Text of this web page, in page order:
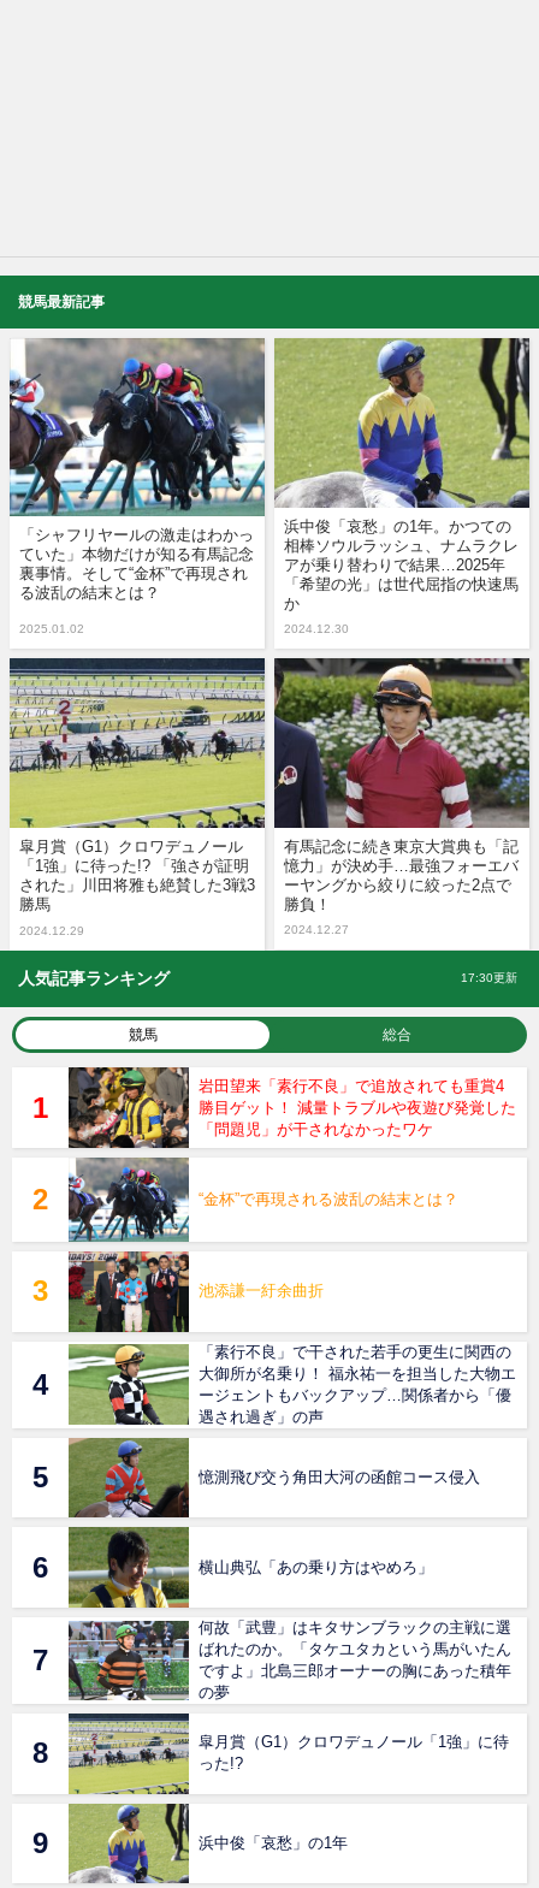
競馬最新記事
「シャフリヤールの激走はわかっ
ていた」本物だけが知る有馬記念
裏事情。そして“金杯”で再現され
る波乱の結末とは？
2025.01.02
浜中俊「哀愁」の1年。かつての
相棒ソウルラッシュ、ナムラクレ
アが乗り替わりで結果…2025年
「希望の光」は世代屈指の快速馬
か
2024.12.30
皐月賞（G1）クロワデュノール
「1強」に待った!? 「強さが証明
された」川田将雅も絶賛した3戦3
勝馬
2024.12.29
有馬記念に続き東京大賞典も「記
憶力」が決め手…最強フォーエバ
ーヤングから絞りに絞った2点で
勝負！
2024.12.27
人気記事ランキング 17:30更新
競馬 総合
岩田望来「素行不良」で追放されても重賞4
勝目ゲット！ 減量トラブルや夜遊び発覚した
「問題児」が干されなかったワケ
“金杯”で再現される波乱の結末とは？
池添謙一紆余曲折
「素行不良」で干された若手の更生に関西の
大御所が名乗り！ 福永祐一を担当した大物エ
ージェントもバックアップ…関係者から「優
遇され過ぎ」の声
憶測飛び交う角田大河の函館コース侵入
横山典弘「あの乗り方はやめろ」
何故「武豊」はキタサンブラックの主戦に選
ばれたのか。「タケユタカという馬がいたん
ですよ」北島三郎オーナーの胸にあった積年
の夢
皐月賞（G1）クロワデュノール「1強」に待
った!?
浜中俊「哀愁」の1年